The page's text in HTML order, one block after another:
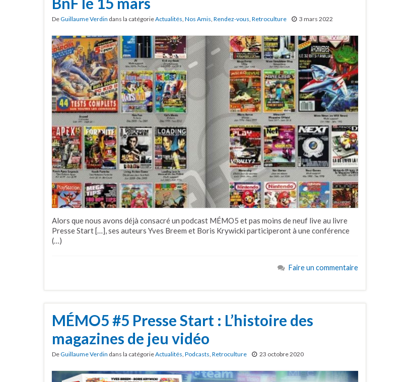
DeGuillaume Verdin dans la catégorieActualités Nos Amis Rendez-vous Retroculture 3 mars 2022
Alors que nous avons déjà consacré un podcast MÉMO5 et pas moins de neuf live au livre
Presse Start […], ses auteurs Yves Breem et Boris Krywicki participeront à une conférence
(…)
Faire un commentaire
MÉMO5 #5 Presse Start : L’histoire des
magazines de jeu vidéo
DeGuillaume Verdin dans la catégorieActualités, Podcasts, Retroculture 23 octobre 2020